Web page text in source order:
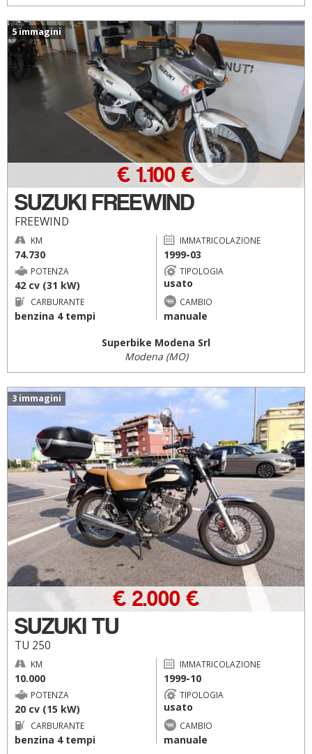
5 immagini
SUZUKI FREEWIND
FREEWIND
€ 1.100 €
KM
74.730
IMMATRICOLAZIONE
1999-03
POTENZA
42 cv (31 kW)
TIPOLOGIA
usato
CARBURANTE
benzina 4 tempi
CAMBIO
manuale
Superbike Modena Srl
Modena (MO)
3 immagini
SUZUKI TU
TU 250
€ 2.000 €
KM
10.000
IMMATRICOLAZIONE
1999-10
POTENZA
20 cv (15 kW)
TIPOLOGIA
usato
CARBURANTE
benzina 4 tempi
CAMBIO
manuale